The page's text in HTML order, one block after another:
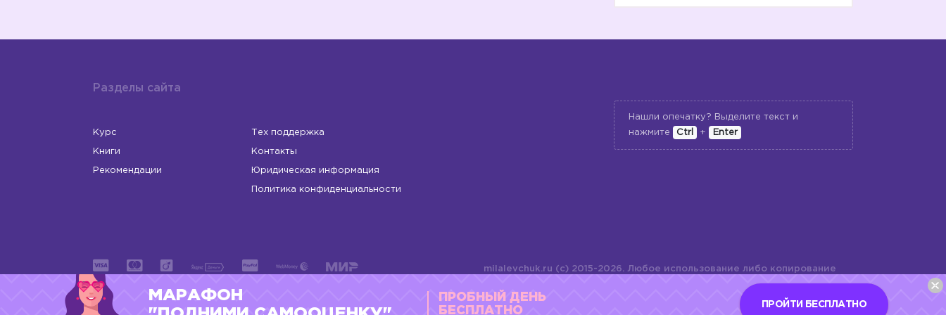
5️⃣
6️⃣
Разделы сайта
Курс
Книги
Рекомендации
Тех поддержка
Контакты
Юридическая информация
Политика конфиденциальности
Нашли опечатку? Выделите текст и
нажмите
Ctrl + Enter
ИП Левчук Людмила Николаевна
milalevchuk.ru (c) 2015-2026. Любое использование либо копирование
материалов или подборки материалов сайта, элементов дизайна и
оформления допускается лишь с разрешения правообладателя и
МАРАФОН
ПРОБНЫЙ ДЕНЬ
БЕСПЛАТНО
ПРОЙТИ БЕСПЛАТНО